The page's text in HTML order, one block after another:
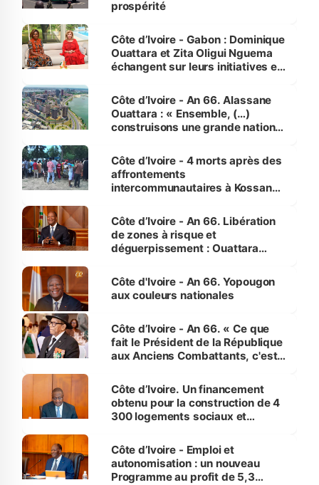
prospérité
Côte d’Ivoire - Gabon : Dominique
Ouattara et Zita Oligui Nguema
échangent sur leurs initiatives en
enfants
Côte d’Ivoire - An 66. Alassane
Ouattara : « Ensemble, (…)
construisons une grande nation
générations futures »
Côte d’Ivoire - 4 morts après des
affrontements
intercommunautaires à Kossandji
milieu des sinistrés
Côte d’Ivoire - An 66. Libération
de zones à risque et
déguerpissement : Ouattara
l'Etat de droit pour préserver les
vies humaines »
Côte d'Ivoire - An 66. Yopougon
aux couleurs nationales
Côte d’Ivoire - An 66. « Ce que
fait le Président de la République
aux Anciens Combattants, c'est
Côte d’Ivoire. Un financement
obtenu pour la construction de 4
300 logements sociaux et
et Yamoussoukro
Côte d’Ivoire - Emploi et
autonomisation : un nouveau
Programme au profit de 5,3